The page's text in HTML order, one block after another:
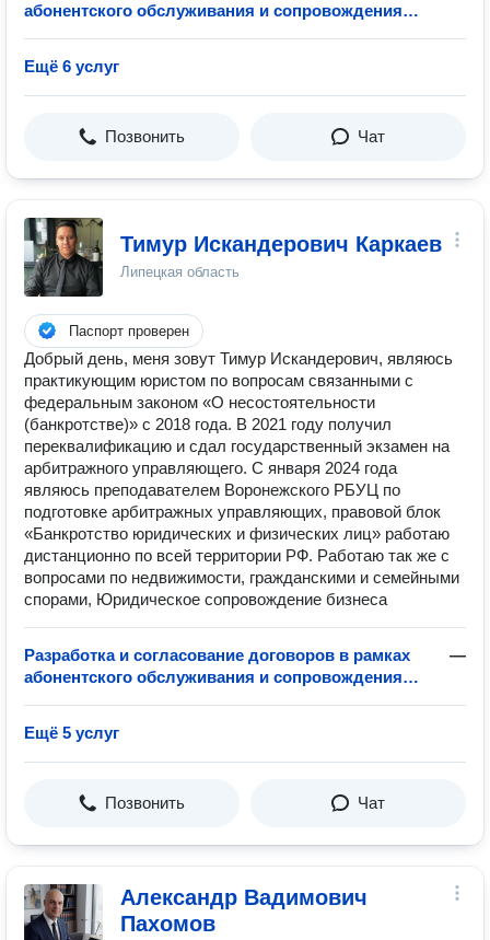
абонентского обслуживания и сопровождения
Ещё 6 услуг
Позвонить Чат
Тимур Искандерович Каркаев
Липецкая область
Паспорт проверен
Добрый день, меня зовут Тимур Искандерович, являюсь
практикующим юристом по вопросам связанными с
федеральным законом «О несостоятельности
(банкротстве)» с 2018 года. В 2021 году получил
переквалификацию и сдал государственный экзамен на
арбитражного управляющего. С января 2024 года
являюсь преподавателем Воронежского РБУЦ по
подготовке арбитражных управляющих, правовой блок
«Банкротство юридических и физических лиц» работаю
дистанционно по всей территории РФ. Работаю так же с
вопросами по недвижимости, гражданскими и семейными
спорами, Юридическое сопровождение бизнеса
Разработка и согласование договоров в рамках
абонентского обслуживания и сопровождения
—
Ещё 5 услуг
Позвонить Чат
Александр Вадимович
Пахомов